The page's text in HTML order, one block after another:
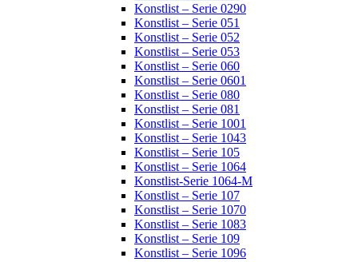
Konstlist – Serie 0290
Konstlist – Serie 051
Konstlist – Serie 052
Konstlist – Serie 053
Konstlist – Serie 060
Konstlist – Serie 0601
Konstlist – Serie 080
Konstlist – Serie 081
Konstlist – Serie 1001
Konstlist – Serie 1043
Konstlist – Serie 105
Konstlist – Serie 1064
Konstlist-Serie 1064-M
Konstlist – Serie 107
Konstlist – Serie 1070
Konstlist – Serie 1083
Konstlist – Serie 109
Konstlist – Serie 1096